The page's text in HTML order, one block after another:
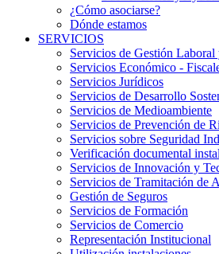
¿Cómo asociarse?
Dónde estamos
SERVICIOS
Servicios de Gestión
Servicios Económico -
Servicios Jurídicos
Servicios de Desarrollo
Servicios de Medioambiente
Servicios de Prevención de
Servicios sobre Seguridad
Verificación documental
Servicios de Innovación y
Servicios de Tramitación de
Gestión de Seguros
Servicios de Formación
Servicios de Comercio
Representación Institucional